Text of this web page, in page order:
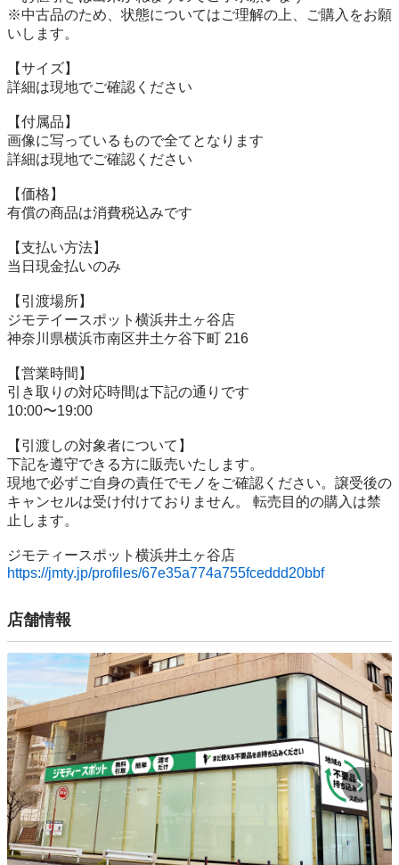
※中古品のため、状態についてはご理解の上、ご購入をお願
いします。
【サイズ】
詳細は現地でご確認ください
【付属品】
画像に写っているもので全てとなります
詳細は現地でご確認ください
【価格】
有償の商品は消費税込みです
【⽀払い⽅法】
当⽇現⾦払いのみ
【引渡場所】
ジモテイースポット横浜井土ヶ谷店
神奈川県横浜市南区井⼟ケ⾕下町 216
【営業時間】
引き取りの対応時間は下記の通りです
10:00〜19:00
【引渡しの対象者について】
下記を遵守できる⽅に販売いたします。
現地で必ずご⾃⾝の責任でモノをご確認ください。譲受後の
キャンセルは受け付けておりません。 転売⽬的の購⼊は禁
⽌します。
https://jmty.jp/profiles/67e35a774a755fceddd20bbf
店舗情報